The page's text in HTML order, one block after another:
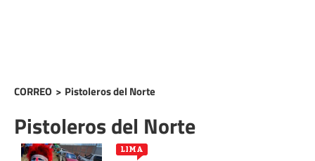
CORREO > Pistoleros del Norte
Pistoleros del Norte
LIMA